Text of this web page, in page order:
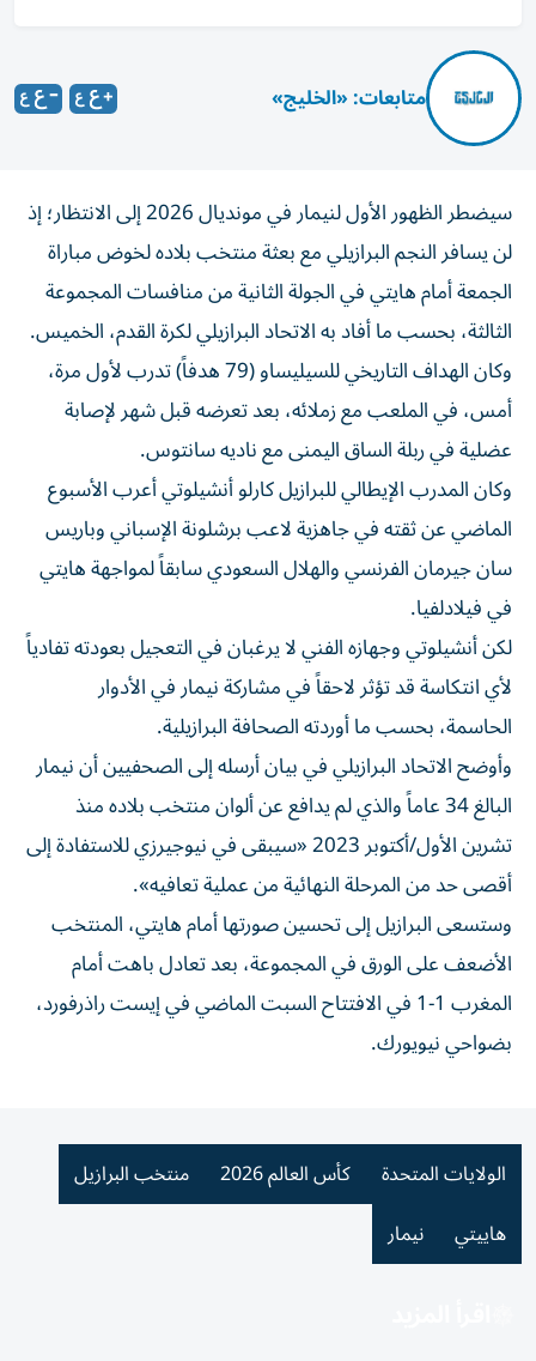
متابعات: «الخليج»
سيضطر الظهور الأول لنيمار في مونديال 2026 إلى الانتظار؛ إذ
لن يسافر النجم البرازيلي مع بعثة منتخب بلاده لخوض مباراة
الجمعة أمام هايتي في الجولة الثانية من منافسات المجموعة
الثالثة، بحسب ما أفاد به الاتحاد البرازيلي لكرة القدم، الخميس.
وكان الهداف التاريخي للسيليساو (79 هدفاً) تدرب لأول مرة،
أمس، في الملعب مع زملائه، بعد تعرضه قبل شهر لإصابة
عضلية في ربلة الساق اليمنى مع ناديه سانتوس.
وكان المدرب الإيطالي للبرازيل كارلو أنشيلوتي أعرب الأسبوع
الماضي عن ثقته في جاهزية لاعب برشلونة الإسباني وباريس
سان جيرمان الفرنسي والهلال السعودي سابقاً لمواجهة هايتي
في فيلادلفيا.
لكن أنشيلوتي وجهازه الفني لا يرغبان في التعجيل بعودته تفادياً
لأي انتكاسة قد تؤثر لاحقاً في مشاركة نيمار في الأدوار
الحاسمة، بحسب ما أوردته الصحافة البرازيلية.
وأوضح الاتحاد البرازيلي في بيان أرسله إلى الصحفيين أن نيمار
البالغ 34 عاماً والذي لم يدافع عن ألوان منتخب بلاده منذ
تشرين الأول/أكتوبر 2023 «سيبقى في نيوجيرزي للاستفادة إلى
أقصى حد من المرحلة النهائية من عملية تعافيه».
وستسعى البرازيل إلى تحسين صورتها أمام هايتي، المنتخب
الأضعف على الورق في المجموعة، بعد تعادل باهت أمام
المغرب 1-1 في الافتتاح السبت الماضي في إيست راذرفورد،
بضواحي نيويورك.
الولايات المتحدة كأس العالم 2026
منتخب البرازيل
هاييتي
نيمار